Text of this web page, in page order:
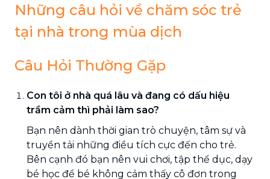
Những câu hỏi về chăm sóc trẻ
tại nhà trong mùa dịch
Câu Hỏi Thường Gặp
Con tôi ở nhà quá lâu và đang có dấu hiệu
trầm cảm thì phải làm sao?
Bạn nên dành thời gian trò chuyện, tâm sự và
truyền tải những điều tích cực đến cho trẻ.
Bên cạnh đó bạn nên vui chơi, tập thể dục, dạy
bé học để bé không cảm thấy cô đơn trong